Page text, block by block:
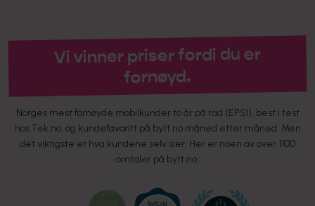
Vi vinner priser fordi du er
fornøyd.
Norges mest fornøyde mobilkunder to år på rad (EPSI), best i test
hos Tek.no, og kundefavoritt på bytt.no måned etter måned. Men
det viktigste er hva kundene selv sier. Her er noen av over 1100
omtaler på bytt.no: